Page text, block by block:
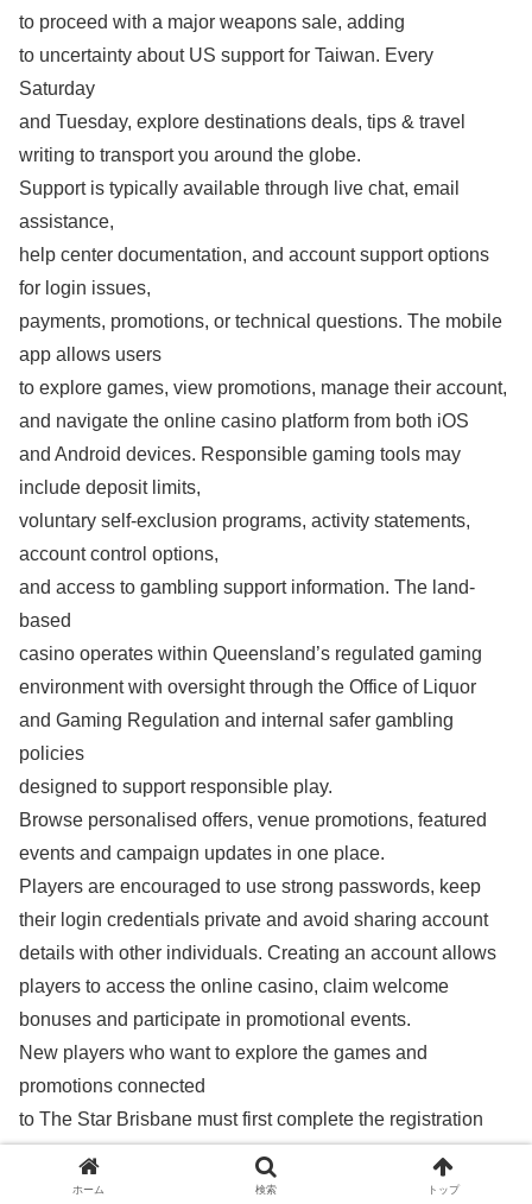
to proceed with a major weapons sale, adding
to uncertainty about US support for Taiwan. Every
Saturday
and Tuesday, explore destinations deals, tips & travel
writing to transport you around the globe.
Support is typically available through live chat, email
assistance,
help center documentation, and account support options
for login issues,
payments, promotions, or technical questions. The mobile
app allows users
to explore games, view promotions, manage their account,
and navigate the online casino platform from both iOS
and Android devices. Responsible gaming tools may
include deposit limits,
voluntary self-exclusion programs, activity statements,
account control options,
and access to gambling support information. The land-
based
casino operates within Queensland’s regulated gaming
environment with oversight through the Office of Liquor
and Gaming Regulation and internal safer gambling
policies
designed to support responsible play.
Browse personalised offers, venue promotions, featured
events and campaign updates in one place.
Players are encouraged to use strong passwords, keep
their login credentials private and avoid sharing account
details with other individuals. Creating an account allows
players to access the online casino, claim welcome
bonuses and participate in promotional events.
New players who want to explore the games and
promotions connected
to The Star Brisbane must first complete the registration
This guide provides essential information about entry
ホーム 検索 トップ